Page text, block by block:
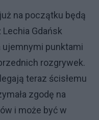
na początku będą
Gdańsk
punktami
rozgrywek.
teraz ścisłemu
zgodę na
i może być w